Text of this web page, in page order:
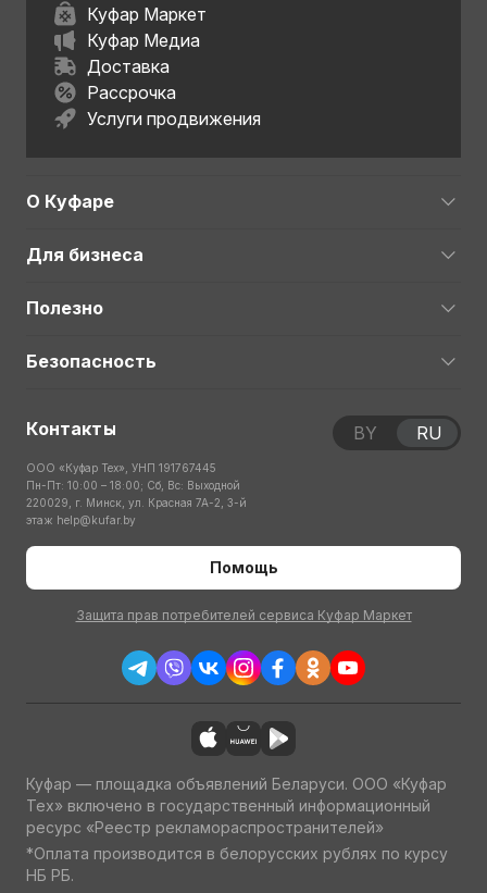
Куфар Маркет
Куфар Медиа
Доставка
Рассрочка
Услуги продвижения
О Куфаре
Для бизнеса
Полезно
Безопасность
Контакты
ООО «Куфар Тех», УНП 191767445
Пн-Пт: 10:00 – 18:00; Сб, Вс: Выходной
220029, г. Минск, ул. Красная 7А-2, 3-й
этаж help@kufar.by
Помощь
Защита прав потребителей сервиса Куфар Маркет
BY RU
Куфар — площадка объявлений Беларуси. ООО «Куфар
Тех» включено в государственный информационный
ресурс «Реестр рекламораспространителей»
*Оплата производится в белорусских рублях по курсу
НБ РБ.